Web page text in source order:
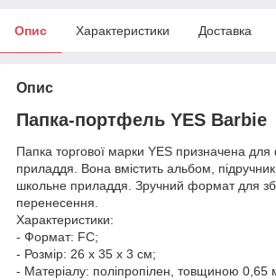
Опис Характеристики Доставка
Опис
Папка-портфель YES Barbie
Папка торгової марки YES призначена для
приладдя. Вона вмістить альбом,
школьне приладдя. Зручний формат для
перенесення.
Характеристики:
- Формат: FC;
- Розмір: 26 х 35 х 3 см;
- Матеріалу: поліпропілен, товщиною 0,65